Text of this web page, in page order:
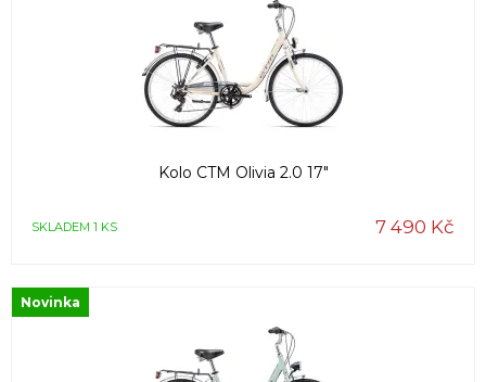
Kolo CTM Olivia 2.0 17"
SKLADEM 1 KS 7 490 Kč
Novinka